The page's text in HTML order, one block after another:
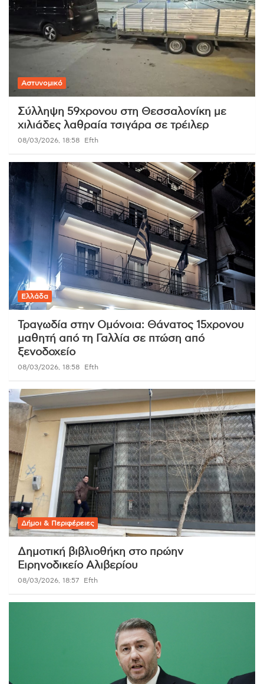
Αστυνομικό
Σύλληψη 59χρονου στη Θεσσαλονίκη με
χιλιάδες λαθραία τσιγάρα σε τρέιλερ
08/03/2026, 18:58 Efth
Ελλάδα
Τραγωδία στην Ομόνοια: Θάνατος 15χρονου
μαθητή από τη Γαλλία σε πτώση από
ξενοδοχείο
08/03/2026, 18:58 Efth
Δήμοι & Περιφέρειες
Δημοτική βιβλιοθήκη στο πρώην
Ειρηνοδικείο Αλιβερίου
08/03/2026, 18:57 Efth